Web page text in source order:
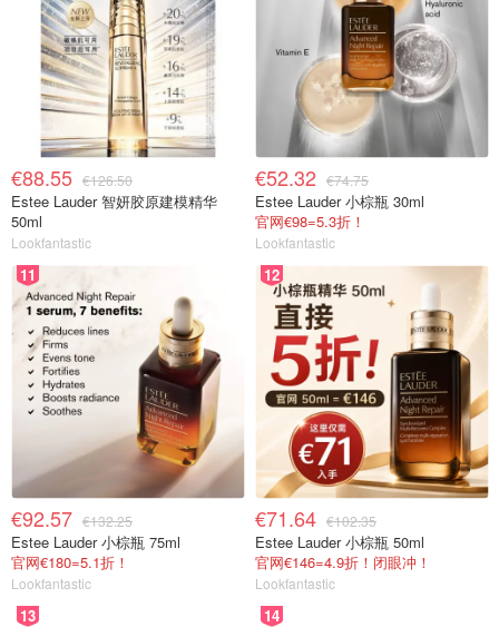
€88.55 €126.50
Estee Lauder 智妍胶原建模精华
50ml
Lookfantastic
€52.32 €74.75
Estee Lauder 小棕瓶 30ml
官网€98=5.3折！
Lookfantastic
11
€92.57 €132.25
Estee Lauder 小棕瓶 75ml
官网€180=5.1折！
Lookfantastic
12
€71.64 €102.35
Estee Lauder 小棕瓶 50ml
官网€146=4.9折！闭眼冲！
Lookfantastic
13 14